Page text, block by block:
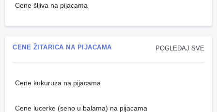
Cene šljiva na pijacama
POGLEDAJ SVE
CENE ŽITARICA NA PIJACAMA
Cene kukuruza na pijacama
Cene lucerke (seno u balama) na pijacama